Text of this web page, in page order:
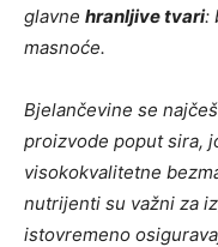
glavne hranljive tvari:
masnoće.
Bjelančevine se
proizvode poput sira,
visokokvalitetne
nutrijenti su važni za
istovremeno